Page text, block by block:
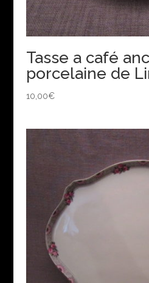
Tasse a café
porcelaine de
10,00€